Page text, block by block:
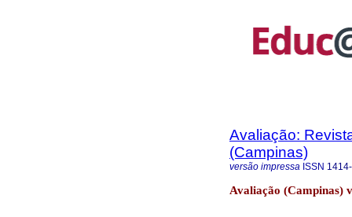
Avaliação:
(Campinas)
versão impressa ISSN
Avaliação (Campinas)